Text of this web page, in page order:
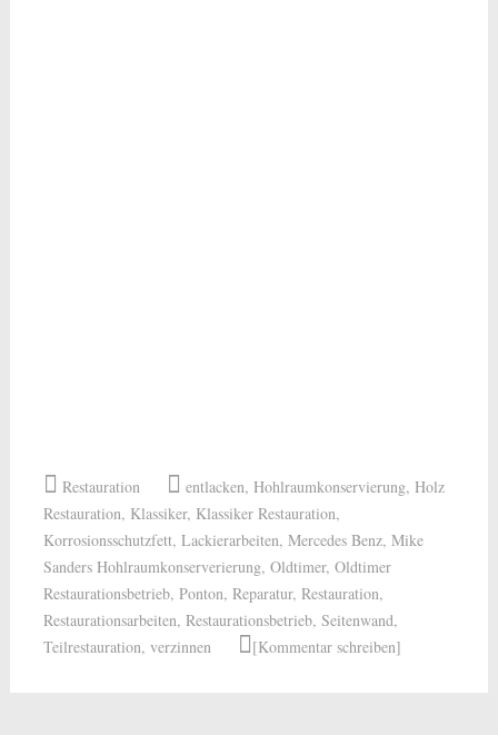
Restauration entlacken, Hohlraumkonservierung, Holz
Restauration, Klassiker, Klassiker Restauration,
Korrosionsschutzfett, Lackierarbeiten, Mercedes Benz, Mike
Sanders Hohlraumkonserverierung, Oldtimer, Oldtimer
Restaurationsbetrieb, Ponton, Reparatur, Restauration,
Restaurationsarbeiten, Restaurationsbetrieb, Seitenwand,
Teilrestauration, verzinnen [Kommentar schreiben]